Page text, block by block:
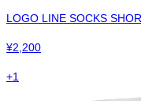
LOGO LINE SOCKS
¥2,200
+1